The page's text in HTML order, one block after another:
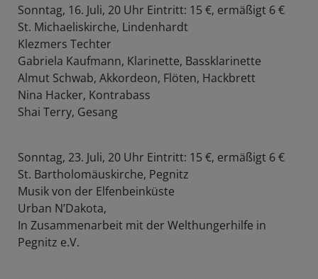
Sonntag, 16. Juli, 20 Uhr Eintritt: 15 €, ermäßigt 6 €
St. Michaeliskirche, Lindenhardt
Klezmers Techter
Gabriela Kaufmann, Klarinette, Bassklarinette
Almut Schwab, Akkordeon, Flöten, Hackbrett
Nina Hacker, Kontrabass
Shai Terry, Gesang
Sonntag, 23. Juli, 20 Uhr Eintritt: 15 €, ermäßigt 6 €
St. Bartholomäuskirche, Pegnitz
Musik von der Elfenbeinküste
Urban N’Dakota,
In Zusammenarbeit mit der Welthungerhilfe in
Pegnitz e.V.